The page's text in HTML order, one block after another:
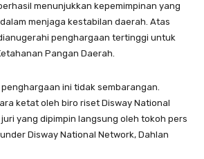
menunjukkan kepemimpinan yang
menjaga kestabilan daerah. Atas
penghargaan tertinggi untuk
Pangan Daerah.
ini tidak sembarangan.
ketat oleh biro riset Disway National
yang dipimpin langsung oleh tokoh pers
Disway National Network, Dahlan